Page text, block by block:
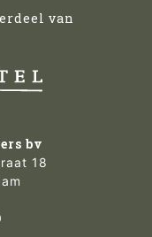
van
bv
18